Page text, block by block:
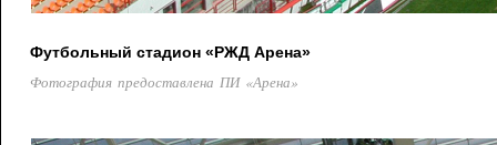
Футбольный стадион «РЖД Арена»
Фотография предоставлена ПИ «Арена»